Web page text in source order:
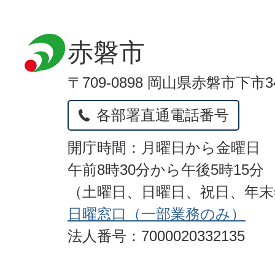
赤磐市
〒709-0898 岡山県赤磐市下市
各部署直通電話番号
開庁時間：月曜日から金曜日
午前8時30分から午後5時15分
（土曜日、日曜日、祝日、年
日曜窓口（一部業務のみ）
法人番号：7000020332135